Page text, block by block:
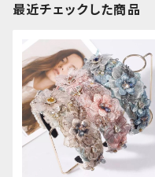
最近チェックした商品